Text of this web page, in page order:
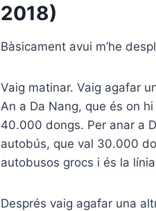
2018)
Bàsicament avui m’he
Vaig matinar. Vaig agafar
An a Da Nang, que és on
40.000 dongs. Per anar a
autobús, que val 30.000
autobusos grocs i és la
Després vaig agafar una